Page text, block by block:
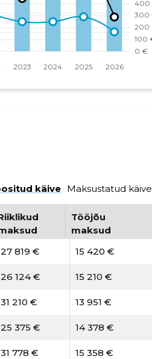
käive Maksustatud käive
Tööjõu
maksud
27 819 € 15 420 €
26 124 € 15 210 €
31 210 € 13 951 €
25 375 € 14 378 €
31 778 € 15 358 €